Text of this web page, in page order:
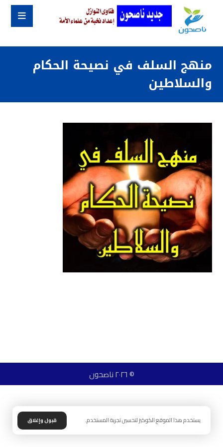
منهج السلف في نصيحة الحكام
والسلاطين
© ٢٠٢٦ ناصحون
يستخدم هذا الموقع الكوكيز لتحسين تجربة المستخدم. قبول وإغلاق